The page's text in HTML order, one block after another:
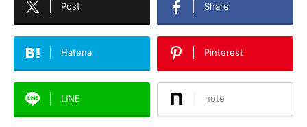
Post Share
Hatena Pinterest
LINE note